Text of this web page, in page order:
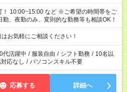
！ 10:00~15:00 など ※ご希望の時間帯をご
、夜勤のみ、変則的な勤務等も相談OK！
お気軽にご相談ください！
代活躍中 / 服装自由 / シフト勤務 / 10名以
応なし / パソコンスキル不要
応募する 詳細へ